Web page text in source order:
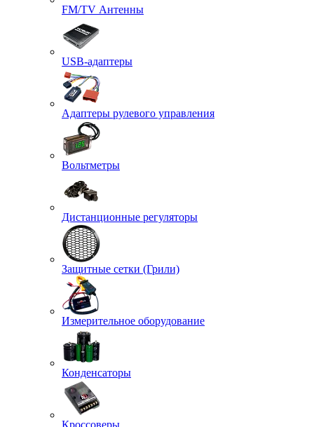
FM/TV Антенны
USB-адаптеры
Адаптеры рулевого управления
Вольтметры
Дистанционные регуляторы
Защитные сетки (Грили)
Измерительное оборудование
Конденсаторы
Кроссоверы